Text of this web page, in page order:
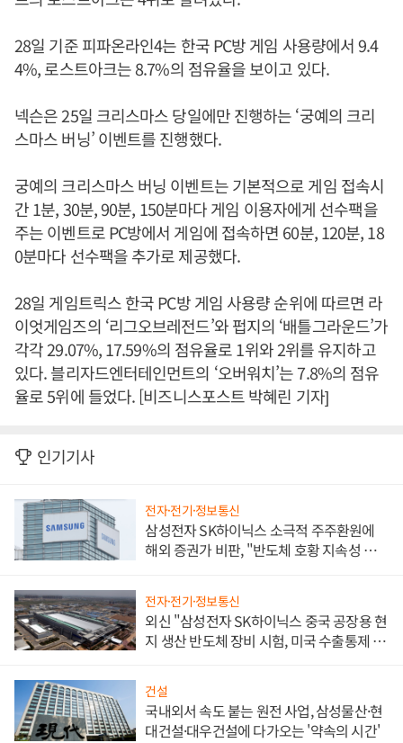
28일 기준 피파온라인4는 한국 PC방 게임 사용량에서 9.4
4%, 로스트아크는 8.7%의 점유율을 보이고 있다.
넥슨은 25일 크리스마스 당일에만 진행하는 ‘궁예의 크리
스마스 버닝’ 이벤트를 진행했다.
궁예의 크리스마스 버닝 이벤트는 기본적으로 게임 접속시
간 1분, 30분, 90분, 150분마다 게임 이용자에게 선수팩을
주는 이벤트로 PC방에서 게임에 접속하면 60분, 120분, 18
0분마다 선수팩을 추가로 제공했다.
28일 게임트릭스 한국 PC방 게임 사용량 순위에 따르면 라
이엇게임즈의 ‘리그오브레전드’와 펍지의 ‘배틀그라운드’가
각각 29.07%, 17.59%의 점유율로 1위와 2위를 유지하고
있다. 블리자드엔터테인먼트의 ‘오버워치’는 7.8%의 점유
율로 5위에 들었다. [비즈니스포스트 박혜린 기자]
인기기사
전자·전기·정보통신
삼성전자 SK하이닉스 소극적 주주환원에
해외 증권가 비판, "반도체 호황 지속성 의
전자·전기·정보통신
외신 "삼성전자 SK하이닉스 중국 공장용 현
지 생산 반도체 장비 시험, 미국 수출통제 대
건설
국내외서 속도 붙는 원전 사업, 삼성물산·현
대건설·대우건설에 다가오는 '약속의 시간'